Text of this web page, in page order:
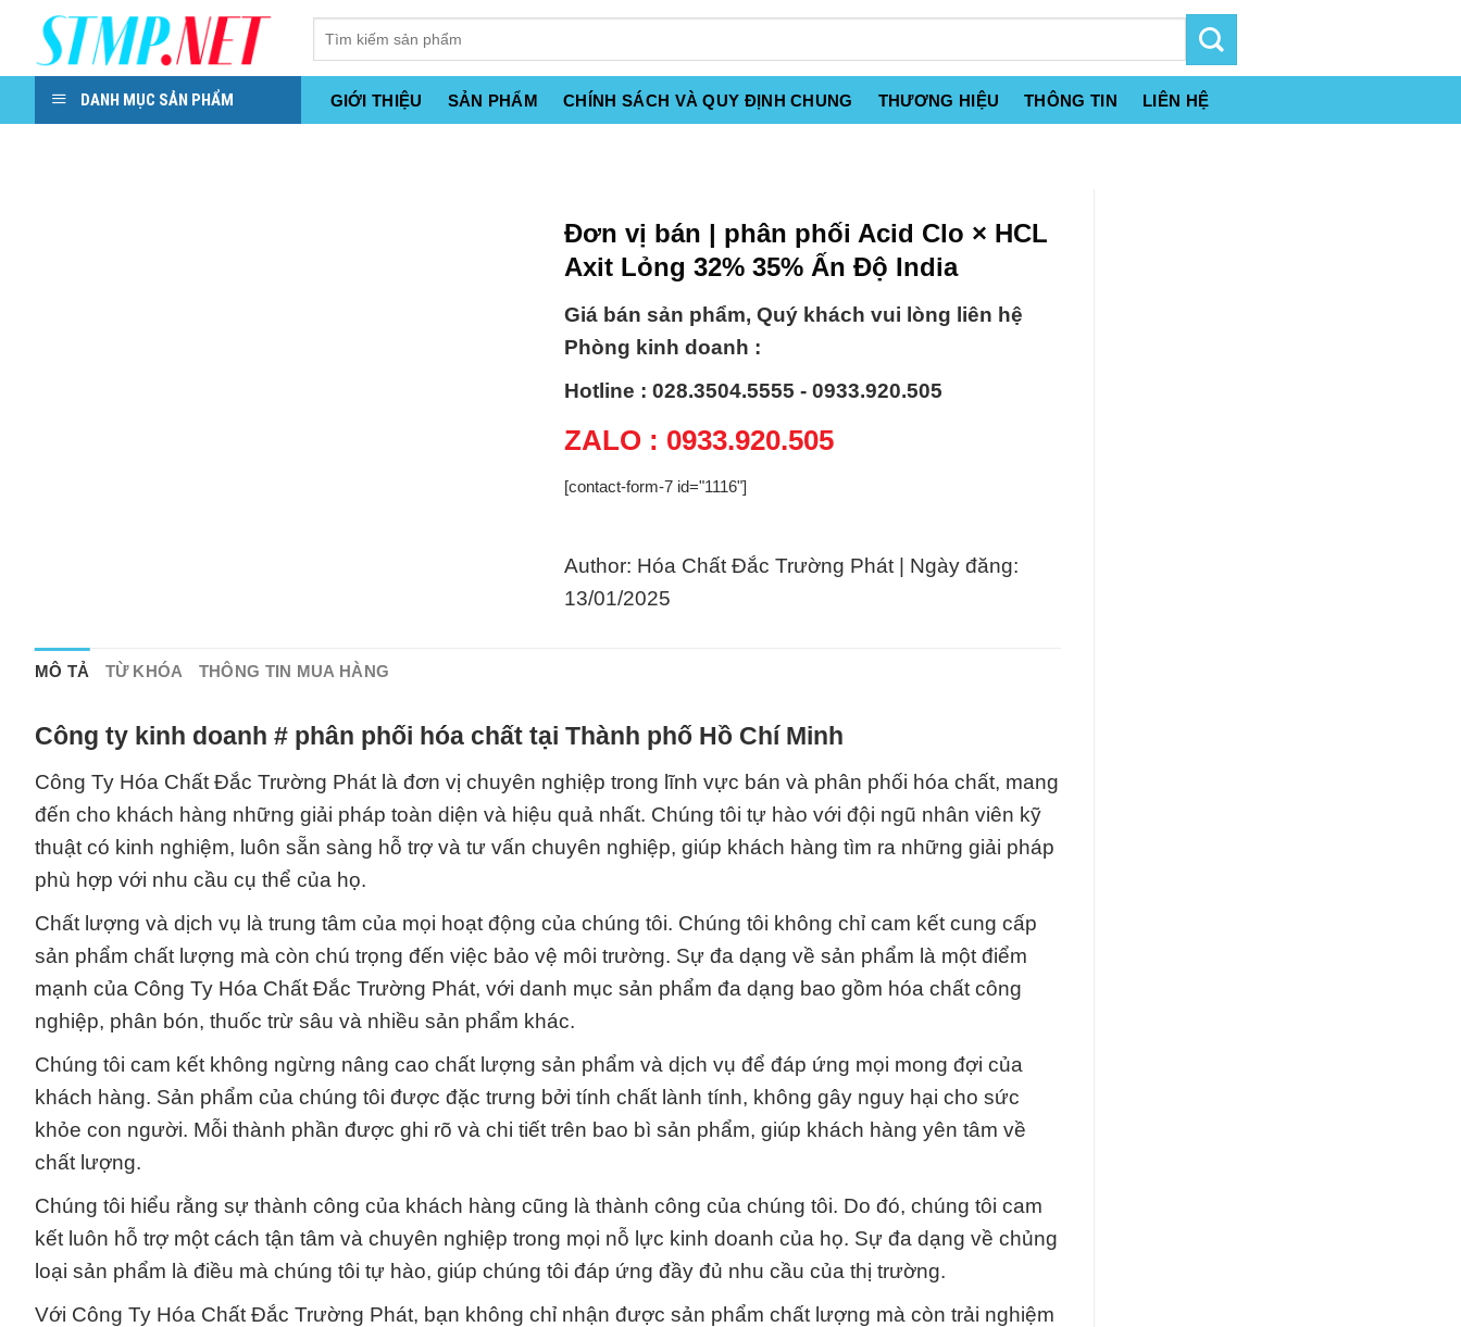
content
DANH MỤC SẢN PHẨM GIỚI THIỆU SẢN PHẨM CHÍNH SÁCH VÀ QUY ĐỊNH CHUNG THƯƠNG HIỆU THÔNG TIN LIÊN HỆ
Đơn vị bán | phân phối Acid Clo × HCL
Axit Lỏng 32% 35% Ấn Độ India
Giá bán sản phẩm, Quý khách vui lòng liên hệ
Phòng kinh doanh :
Hotline : 028.3504.5555 - 0933.920.505
ZALO : 0933.920.505
[contact-form-7 id="1116"]
Author: Hóa Chất Đắc Trường Phát | Ngày đăng:
13/01/2025
MÔ TẢ TỪ KHÓA THÔNG TIN MUA HÀNG
Công ty kinh doanh # phân phối hóa chất tại Thành phố Hồ Chí Minh
Công Ty Hóa Chất Đắc Trường Phát là đơn vị chuyên nghiệp trong lĩnh vực bán và phân phối hóa chất, mang
đến cho khách hàng những giải pháp toàn diện và hiệu quả nhất. Chúng tôi tự hào với đội ngũ nhân viên kỹ
thuật có kinh nghiệm, luôn sẵn sàng hỗ trợ và tư vấn chuyên nghiệp, giúp khách hàng tìm ra những giải pháp
phù hợp với nhu cầu cụ thể của họ.
Chất lượng và dịch vụ là trung tâm của mọi hoạt động của chúng tôi. Chúng tôi không chỉ cam kết cung cấp
sản phẩm chất lượng mà còn chú trọng đến việc bảo vệ môi trường. Sự đa dạng về sản phẩm là một điểm
mạnh của Công Ty Hóa Chất Đắc Trường Phát, với danh mục sản phẩm đa dạng bao gồm hóa chất công
nghiệp, phân bón, thuốc trừ sâu và nhiều sản phẩm khác.
Chúng tôi cam kết không ngừng nâng cao chất lượng sản phẩm và dịch vụ để đáp ứng mọi mong đợi của
khách hàng. Sản phẩm của chúng tôi được đặc trưng bởi tính chất lành tính, không gây nguy hại cho sức
khỏe con người. Mỗi thành phần được ghi rõ và chi tiết trên bao bì sản phẩm, giúp khách hàng yên tâm về
chất lượng.
Chúng tôi hiểu rằng sự thành công của khách hàng cũng là thành công của chúng tôi. Do đó, chúng tôi cam
kết luôn hỗ trợ một cách tận tâm và chuyên nghiệp trong mọi nỗ lực kinh doanh của họ. Sự đa dạng về chủng
loại sản phẩm là điều mà chúng tôi tự hào, giúp chúng tôi đáp ứng đầy đủ nhu cầu của thị trường.
Với Công Ty Hóa Chất Đắc Trường Phát, bạn không chỉ nhận được sản phẩm chất lượng mà còn trải nghiệm